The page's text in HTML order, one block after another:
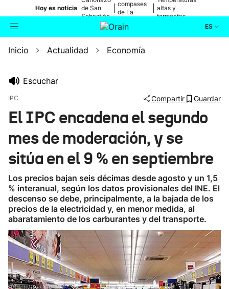
Hoy es noticia de San
Sebastián
compases
de La
altas y
tormentas
ES
Buscador Actualidad
Ikusmiran
Eguraldia
Inicio Actualidad Economía
Escuchar
IPC Compartir Guardar
El IPC encadena el segundo
mes de moderación, y se
sitúa en el 9 % en septiembre
Los precios bajan seis décimas desde agosto y un 1,5
% interanual, según los datos provisionales del INE. El
descenso se debe, principalmente, a la bajada de los
precios de la electricidad y, en menor medida, al
abaratamiento de los carburantes y del transporte.